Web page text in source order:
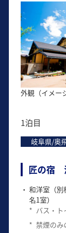
1泊目
岐阜県/奥
匠の宿
和洋室（別
名1室）
* バス・ト
* 禁煙のみ
外観（イメー